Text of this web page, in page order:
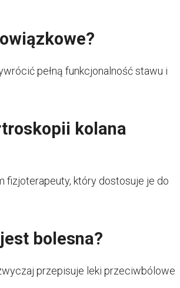
pełną funkcjonalność stawu i
kolana
fizjoterapeuty, który dostosuje je do
bolesna?
przepisuje leki przeciwbólowe